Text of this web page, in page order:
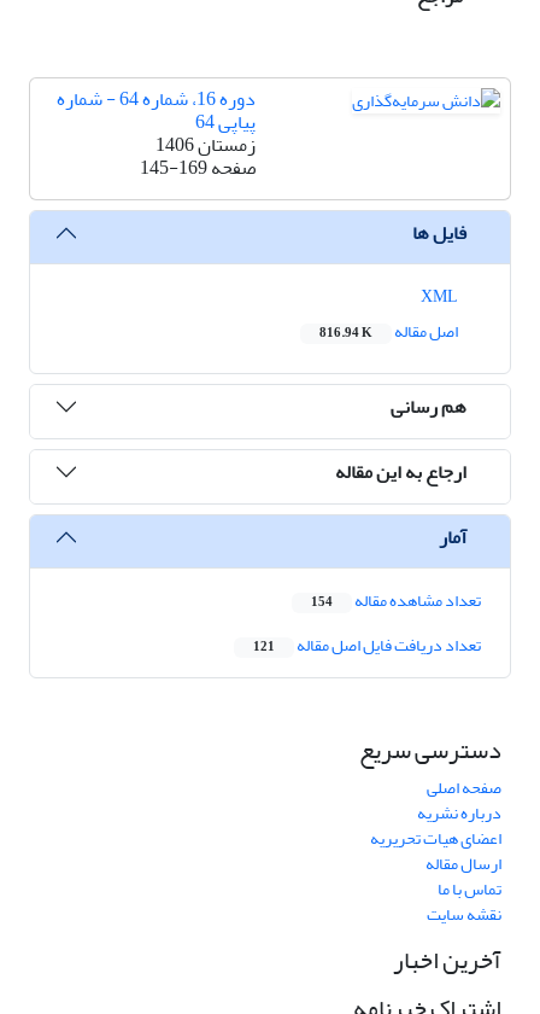
دوره 16، شماره 64 - شماره
پیاپی 64
زمستان 1406
صفحه145-169
فایل ها
اصل مقاله
816.94 K
هم رسانی
ارجاع به این مقاله
آمار
تعداد مشاهده مقاله 154
تعداد دریافت فایل اصل مقاله 121
دسترسی سریع
صفحه اصلی
درباره نشریه
اعضای هیات تحریریه
ارسال مقاله
تماس با ما
نقشه سایت
آخرین اخبار